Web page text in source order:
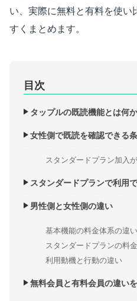
い、実際に無料と有料を使
すくまとめます。
目次
タップルの既読機能とは何
女性側で既読を確認できる
スタンダードプラン加入
スタンダードプランで利用
男性側と女性側の違い
基本機能の料金体系の違い
スタンダードプランの料
利用動機と行動の違い
無料会員と有料会員の違い